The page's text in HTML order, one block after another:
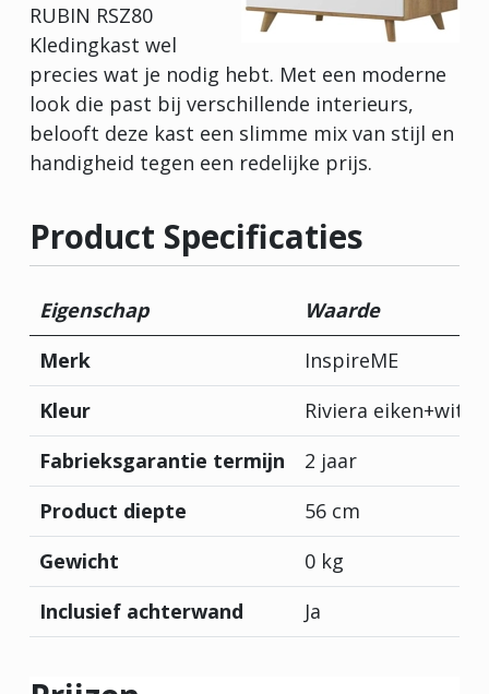
RUBIN RSZ80
Kledingkast wel
precies wat je nodig hebt. Met een moderne
look die past bij verschillende interieurs,
belooft deze kast een slimme mix van stijl en
handigheid tegen een redelijke prijs.
Product Specificaties
Eigenschap Waarde
Merk
InspireME
Kleur
Riviera eiken+wit
Fabrieksgarantie termijn
2 jaar
Product diepte
56 cm
Gewicht
0 kg
Inclusief achterwand
Ja